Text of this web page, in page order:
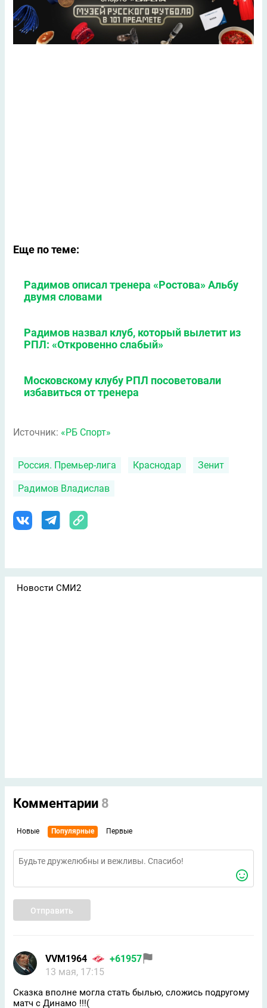
Еще по теме:
Радимов описал тренера «Ростова» Альбу
двумя словами
Радимов назвал клуб, который вылетит из
РПЛ: «Откровенно слабый»
Московскому клубу РПЛ посоветовали
избавиться от тренера
Источник: «РБ Спорт»
Россия. Премьер-лига Краснодар Зенит
Радимов Владислав
Новости СМИ2
Комментарии 8
Новые Популярные Первые
Отправить
VVM1964
+61957
13 мая, 17:15
Сказка вполне могла стать былью, сложись подругому
матч с Динамо !!!(